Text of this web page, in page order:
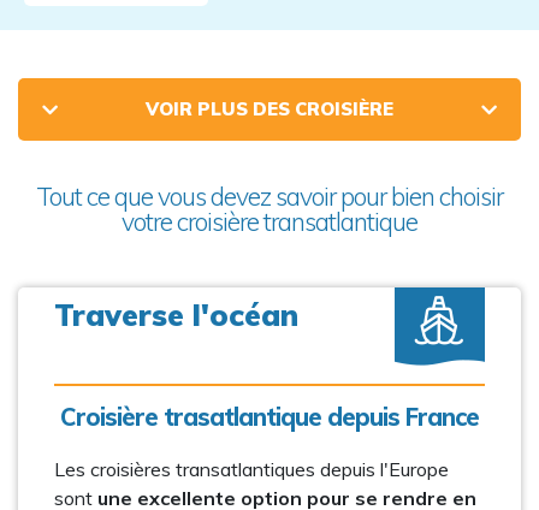
VOIR PLUS DES CROISIÈRE
Tout ce que vous devez savoir pour bien choisir
votre croisière transatlantique
Traverse l'océan
Croisière trasatlantique depuis France
Les croisières transatlantiques depuis l'Europe
sont une excellente option pour se rendre en